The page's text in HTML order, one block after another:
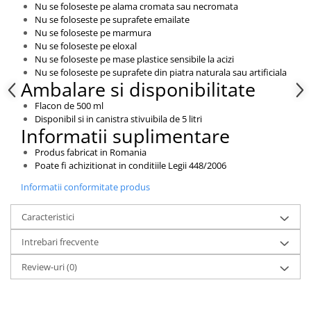
Nu se foloseste pe alama cromata sau necromata
Nu se foloseste pe suprafete emailate
Nu se foloseste pe marmura
Nu se foloseste pe eloxal
Nu se foloseste pe mase plastice sensibile la acizi
Nu se foloseste pe suprafete din piatra naturala sau artificiala
Ambalare si disponibilitate
Flacon de 500 ml
Disponibil si in canistra stivuibila de 5 litri
Informatii suplimentare
Produs fabricat in Romania
Poate fi achizitionat in conditiile Legii 448/2006
Informatii conformitate produs
Caracteristici
Intrebari frecvente
Review-uri(0)